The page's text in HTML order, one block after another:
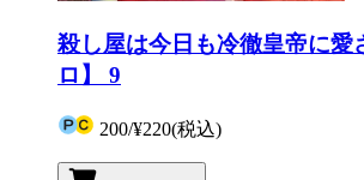
殺し屋は今日も冷徹皇帝に愛
ロ】 9
200/¥220(税込)